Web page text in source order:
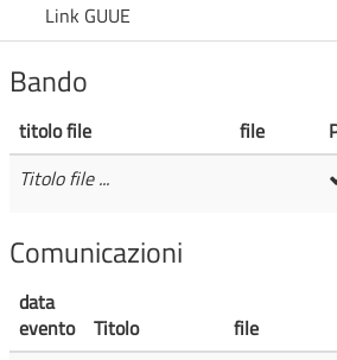
Link GUUE
Bando
titolo file file
Titolo file ...
Comunicazioni
data
evento
Titolo file